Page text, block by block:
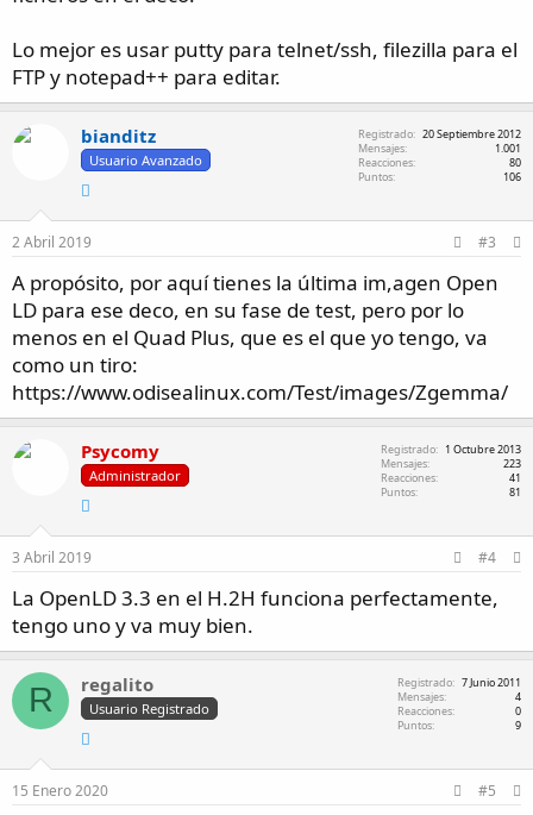
Lo mejor es usar putty para telnet/ssh, filezilla para el
FTP y notepad++ para editar.
bianditz
Usuario Avanzado
Registrado
20 Septiembre 2012
Mensajes
1.001
Reacciones
80
Puntos
106
2 Abril 2019 #3
A propósito, por aquí tienes la última im,agen Open
LD para ese deco, en su fase de test, pero por lo
menos en el Quad Plus, que es el que yo tengo, va
como un tiro:
https://www.odisealinux.com/Test/images/Zgemma/
Psycomy
Administrador
Registrado
1 Octubre 2013
Mensajes
223
Reacciones
41
Puntos
81
3 Abril 2019 #4
La OpenLD 3.3 en el H.2H funciona perfectamente,
tengo uno y va muy bien.
R regalito
Usuario Registrado
Registrado
7 Junio 2011
Mensajes
4
Reacciones
0
Puntos
9
15 Enero 2020 #5